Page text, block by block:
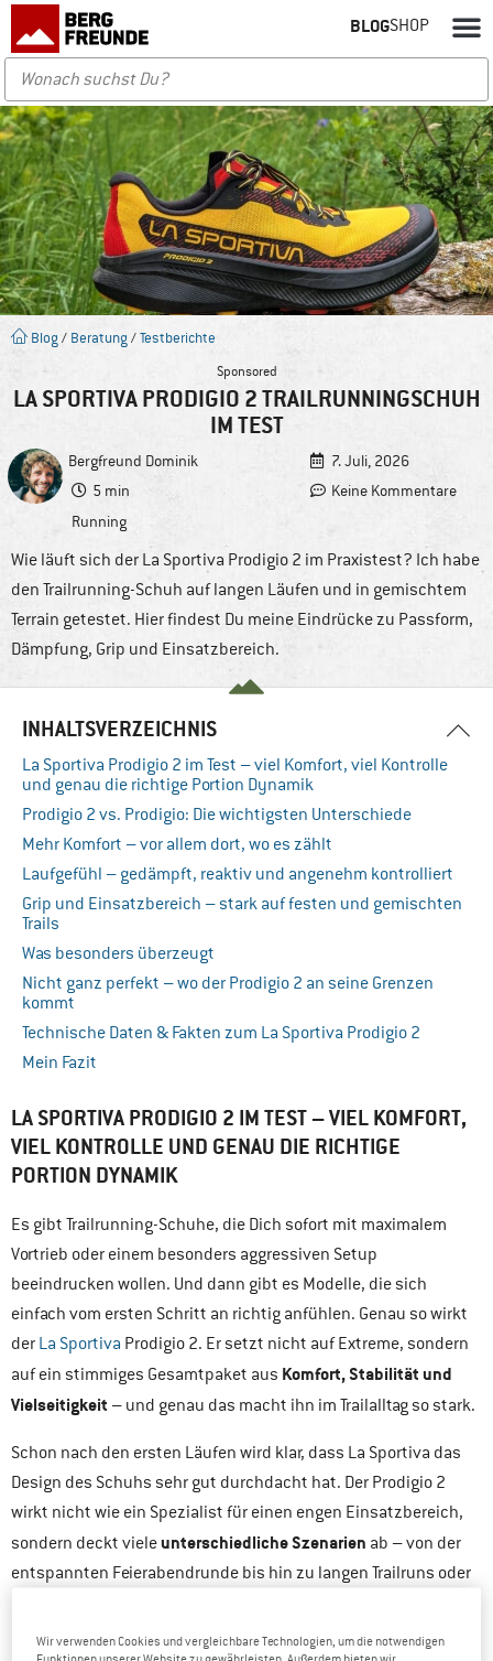
BLOGSHOP
Blog / Beratung /Testberichte
Sponsored
LA SPORTIVA PRODIGIO 2 TRAILRUNNINGSCHUH
IM TEST
Bergfreund Dominik
7. Juli, 2026
5 min
Keine Kommentare
Running
Wie läuft sich der La Sportiva Prodigio 2 im Praxistest? Ich habe
den Trailrunning-Schuh auf langen Läufen und in gemischtem
Terrain getestet. Hier findest Du meine Eindrücke zu Passform,
Dämpfung, Grip und Einsatzbereich.
INHALTSVERZEICHNIS
La Sportiva Prodigio 2 im Test – viel Komfort, viel Kontrolle
und genau die richtige Portion Dynamik
Prodigio 2 vs. Prodigio: Die wichtigsten Unterschiede
Mehr Komfort – vor allem dort, wo es zählt
Laufgefühl – gedämpft, reaktiv und angenehm kontrolliert
Grip und Einsatzbereich – stark auf festen und gemischten
Trails
Was besonders überzeugt
Nicht ganz perfekt – wo der Prodigio 2 an seine Grenzen
kommt
Technische Daten & Fakten zum La Sportiva Prodigio 2
Mein Fazit
LA SPORTIVA PRODIGIO 2 IM TEST – VIEL KOMFORT,
VIEL KONTROLLE UND GENAU DIE RICHTIGE
PORTION DYNAMIK
Es gibt Trailrunning-Schuhe, die Dich sofort mit maximalem
Vortrieb oder einem besonders aggressiven Setup
beeindrucken wollen. Und dann gibt es Modelle, die sich
einfach vom ersten Schritt an richtig anfühlen. Genau so wirkt
der La Sportiva Prodigio 2. Er setzt nicht auf Extreme, sondern
auf ein stimmiges Gesamtpaket aus Komfort, Stabilität und
Vielseitigkeit – und genau das macht ihn im Trailalltag so stark.
Schon nach den ersten Läufen wird klar, dass La Sportiva das
Design des Schuhs sehr gut durchdacht hat. Der Prodigio 2
wirkt nicht wie ein Spezialist für einen engen Einsatzbereich,
sondern deckt vieleunterschiedliche Szenarien ab – von der
entspannten Feierabendrunde bis hin zu langen Trailruns oder
macht ihn so interessant.
Wir verwenden Cookies und vergleichbare Technologien, um die notwendigen